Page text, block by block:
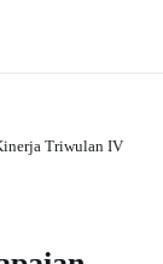
Triwulan IV